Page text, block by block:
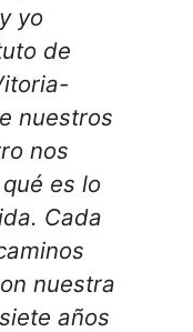
yo
de
nuestros
nos
es lo
Cada
nuestra
años